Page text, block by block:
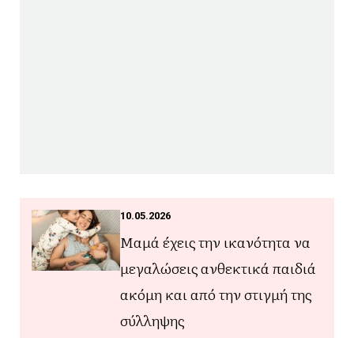
10.05.2026
Μαμά έχεις την ικανότητα να
μεγαλώσεις ανθεκτικά παιδιά
ακόμη και από την στιγμή της
σύλληψης